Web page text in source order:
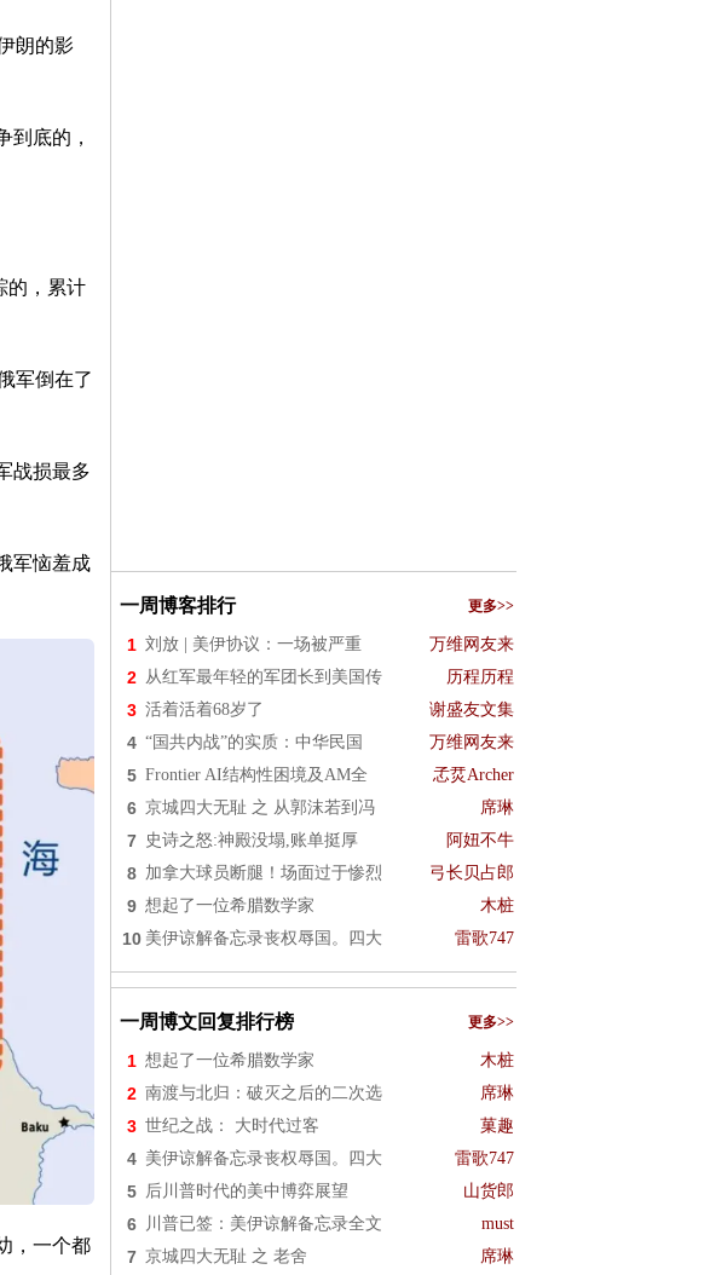
朗的影
到底的，
的，累计
军倒在了
战损最多
军恼羞成
，一个都
一周博客排行 更多>>
1 刘放 | 美伊协议：一场被严重 万维网友来
2 从红军最年轻的军团长到美国传 历程历程
3 活着活着68岁了 谢盛友文集
4 “国共内战”的实质：中华民国 万维网友来
5 Frontier AI结构性困境及AM全 孞烎Archer
6 京城四大无耻 之 从郭沫若到冯 席琳
7 史诗之怒:神殿没塌,账单挺厚 阿妞不牛
8 加拿大球员断腿！场面过于惨烈 弓长贝占郎
9 想起了一位希腊数学家 木桩
10 美伊谅解备忘录丧权辱国。四大 雷歌747
一周博文回复排行榜 更多>>
1 想起了一位希腊数学家 木桩
2 南渡与北归：破灭之后的二次选 席琳
3 世纪之战： 大时代过客 菓趣
4 美伊谅解备忘录丧权辱国。四大 雷歌747
5 后川普时代的美中博弈展望 山货郎
6 川普已签：美伊谅解备忘录全文 must
7 京城四大无耻 之 老舍 席琳